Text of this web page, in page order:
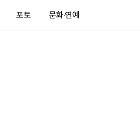
포토 문화·연예